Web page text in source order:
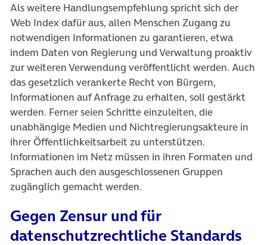
Als weitere Handlungsempfehlung spricht sich der
Web Index dafür aus, allen Menschen Zugang zu
notwendigen Informationen zu garantieren, etwa
indem Daten von Regierung und Verwaltung proaktiv
zur weiteren Verwendung veröffentlicht werden. Auch
das gesetzlich verankerte Recht von Bürgern,
Informationen auf Anfrage zu erhalten, soll gestärkt
werden. Ferner seien Schritte einzuleiten, die
unabhängige Medien und Nichtregierungsakteure in
ihrer Öffentlichkeitsarbeit zu unterstützen.
Informationen im Netz müssen in ihren Formaten und
Sprachen auch den ausgeschlossenen Gruppen
zugänglich gemacht werden.
Gegen Zensur und für
datenschutzrechtliche Standards